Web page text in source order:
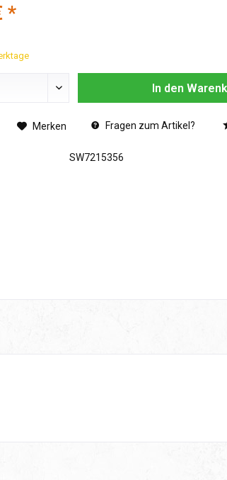
*
In den
Merken Fragen zum Artikel?
SW7215356